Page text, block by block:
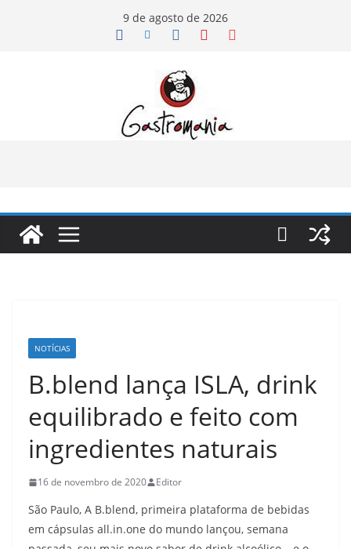
9 de agosto de 2026
NOTÍCIAS
B.blend lança ISLA, drink
equilibrado e feito com
ingredientes naturais
16 de novembro de 2020 Editor
São Paulo, A B.blend, primeira plataforma de bebidas
em cápsulas all.in.one do mundo lançou, semana